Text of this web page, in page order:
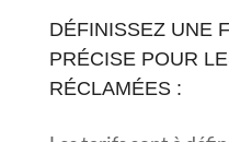
DÉFINISSEZ UNE
PRÉCISE POUR
RÉCLAMÉES :